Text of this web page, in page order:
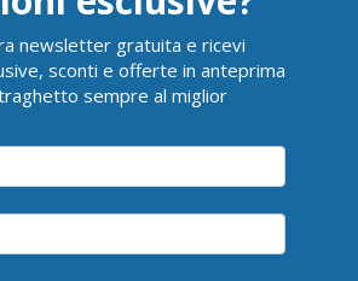
newsletter gratuita e ricevi
sconti e offerte in anteprima
sempre al miglior